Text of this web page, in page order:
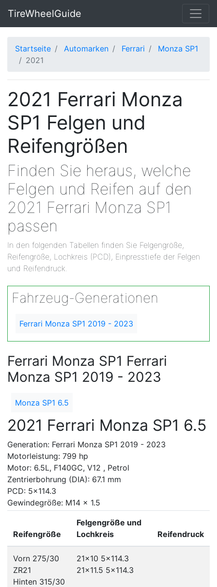
TireWheelGuide
Startseite Automarken Ferrari
Monza SP1
2021
2021 Ferrari Monza
SP1 Felgen und
Reifengrößen
Finden Sie heraus, welche
Felgen und Reifen auf den
2021 Ferrari Monza SP1
passen
In den folgenden Tabellen finden Sie Felgengröße,
Reifengröße, Lochkreis (PCD), Einpresstiefe der Felgen
und Reifendruck.
Fahrzeug-Generationen
Ferrari Monza SP1 2019 - 2023
Ferrari Monza SP1 Ferrari
Monza SP1 2019 - 2023
Monza SP1 6.5
2021 Ferrari Monza SP1 6.5
Generation: Ferrari Monza SP1 2019 - 2023
Motorleistung: 799 hp
Motor: 6.5L, F140GC, V12 , Petrol
Zentrierbohrung (DIA): 67.1 mm
PCD: 5x114.3
Gewindegröße: M14 x 1.5
Reifengröße
Felgengröße und
Lochkreis
Reifendruck
Vorn 275/30
ZR21
Hinten 315/30
21x10 5x114.3
21x11.5 5x114.3